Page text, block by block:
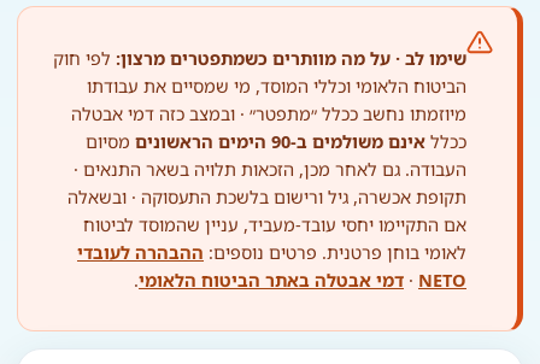
שימו לב · על מה מוותרים כשמתפטרים מרצון: לפי חוק
הביטוח הלאומי וכללי המוסד, מי שמסיים את עבודתו
מיוזמתו נחשב ככלל ״מתפטר״ · ובמצב כזה דמי אבטלה
ככלל אינם משולמים ב-90 הימים הראשונים
מסיום
העבודה. גם לאחר מכן, הזכאות תלויה בשאר התנאים ·
תקופת אכשרה, גיל ורישום בלשכת התעסוקה · ובשאלה
אם התקיימו יחסי עובד-מעביד, עניין שהמוסד לביטוח
לאומי בוחן פרטנית. פרטים נוספים: ההבהרה לעובדי
NETO
· דמי אבטלה באתר הביטוח הלאומי.